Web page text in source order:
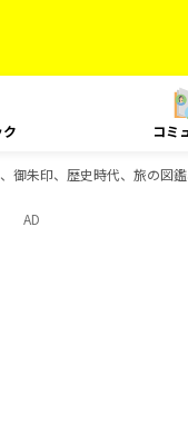
コミ
朱印、歴史時代、旅の図
AD